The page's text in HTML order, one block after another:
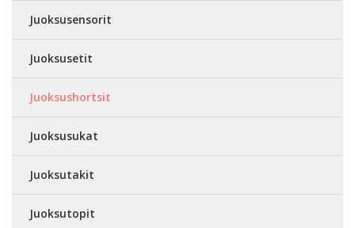
Juoksusensorit
Juoksusetit
Juoksushortsit
Juoksusukat
Juoksutakit
Juoksutopit